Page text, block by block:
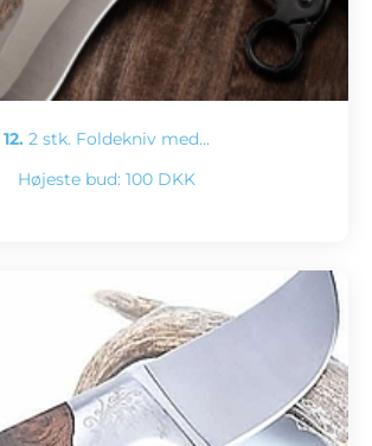
12. 2 stk. Foldekniv med…
Højeste bud: 100 DKK